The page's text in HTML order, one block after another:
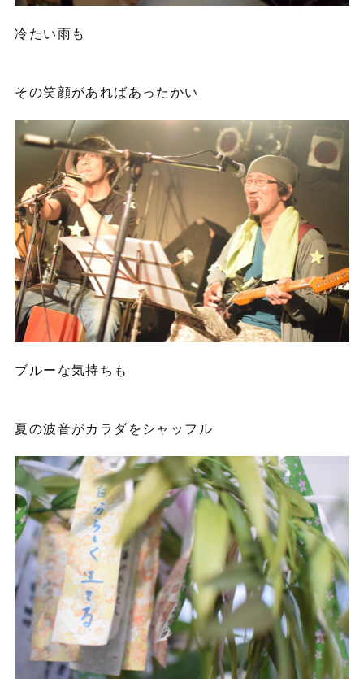
冷たい雨も
その笑顔があればあったかい
ブルーな気持ちも
夏の波音がカラダをシャッフル